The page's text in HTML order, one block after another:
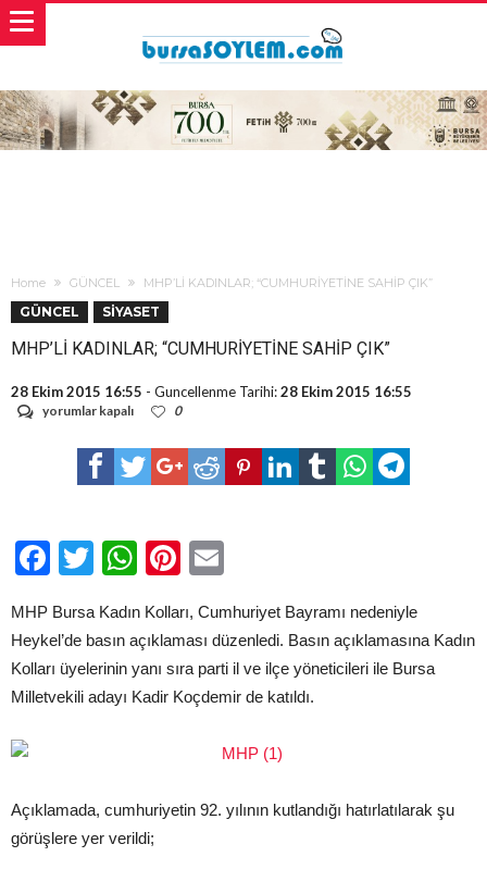
Home GÜNCEL MHP’Lİ KADINLAR; “CUMHURİYETİNE SAHİP ÇIK”
GÜNCEL SİYASET
MHP’Lİ KADINLAR; “CUMHURİYETİNE SAHİP ÇIK”
28 Ekim 2015 16:55 - Guncellenme Tarihi:28 Ekim 2015 16:55
MHP’Lİ
“CUMHURİYETİNE
yorumlar kapalı 0
Facebook
TwitterWhatsApp
Pinterest
MHP Bursa Kadın Kolları, Cumhuriyet Bayramı nedeniyle
Heykel’de basın açıklaması düzenledi. Basın açıklamasına Kadın
Kolları üyelerinin yanı sıra parti il ve ilçe yöneticileri ile Bursa
Milletvekili adayı Kadir Koçdemir de katıldı.
Açıklamada, cumhuriyetin 92. yılının kutlandığı hatırlatılarak şu
görüşlere yer verildi;